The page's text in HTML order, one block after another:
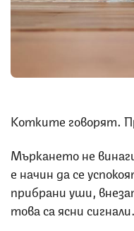
Котките говорят.
Мъркането не
е начин да се
прибрани уши,
това са ясни сигнали.